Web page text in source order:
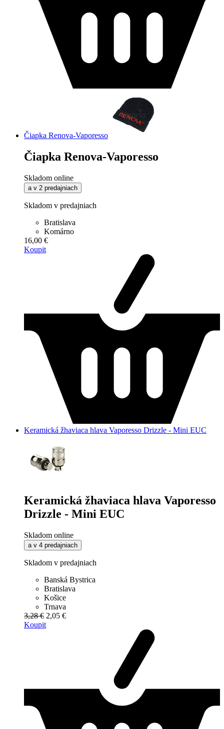
Čiapka Renova-Vaporesso
Čiapka Renova-Vaporesso
Skladom online
a v 2 predajniach
Skladom v predajniach
Bratislava
Komárno
16,00 €
Koupit
Keramická žhaviaca hlava Vaporesso Drizzle - Mini EUC
Keramická žhaviaca hlava Vaporesso
Drizzle - Mini EUC
Skladom online
a v 4 predajniach
Skladom v predajniach
Banská Bystrica
Bratislava
Košice
Trnava
3,28 € 2,05 €
Koupit